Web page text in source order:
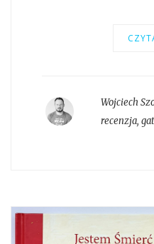
Wojciech
recenzja,